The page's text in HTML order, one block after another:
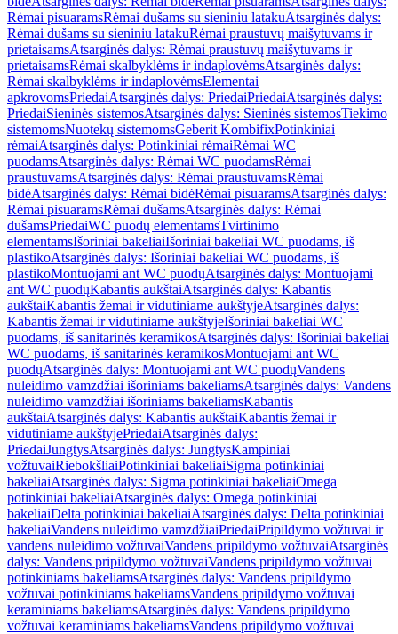
Rėmai pisuaramsRėmai dušams su sieniniu latakuAtsarginės dalys:
Rėmai dušams su sieniniu latakuRėmai praustuvų maišytuvams ir
prietaisamsAtsarginės dalys: Rėmai praustuvų maišytuvams ir
prietaisamsRėmai skalbyklėms ir indaplovėmsAtsarginės dalys:
Rėmai skalbyklėms ir indaplovėmsElementai
apkrovomsPriedaiAtsarginės dalys: PriedaiPriedaiAtsarginės dalys:
PriedaiSieninės sistemosAtsarginės dalys: Sieninės sistemosTiekimo
sistemomsNuotekų sistemomsGeberit KombifixPotinkiniai
rėmaiAtsarginės dalys: Potinkiniai rėmaiRėmai WC
puodamsAtsarginės dalys: Rėmai WC puodamsRėmai
praustuvamsAtsarginės dalys: Rėmai praustuvamsRėmai
bidėAtsarginės dalys: Rėmai bidėRėmai pisuaramsAtsarginės dalys:
Rėmai pisuaramsRėmai dušamsAtsarginės dalys: Rėmai
dušamsPriedaiWC puodų elementamsTvirtinimo
elementamsIšoriniai bakeliaiIšoriniai bakeliai WC puodams, iš
plastikoAtsarginės dalys: Išoriniai bakeliai WC puodams, iš
plastikoMontuojami ant WC puodųAtsarginės dalys: Montuojami
ant WC puodųKabantis aukštaiAtsarginės dalys: Kabantis
aukštaiKabantis žemai ir vidutiniame aukštyjeAtsarginės dalys:
Kabantis žemai ir vidutiniame aukštyjeIšoriniai bakeliai WC
puodams, iš sanitarinės keramikosAtsarginės dalys: Išoriniai bakeliai
WC puodams, iš sanitarinės keramikosMontuojami ant WC
puodųAtsarginės dalys: Montuojami ant WC puodųVandens
nuleidimo vamzdžiai išoriniams bakeliamsAtsarginės dalys: Vandens
nuleidimo vamzdžiai išoriniams bakeliamsKabantis
aukštaiAtsarginės dalys: Kabantis aukštaiKabantis žemai ir
vidutiniame aukštyjePriedaiAtsarginės dalys:
PriedaiJungtysAtsarginės dalys: JungtysKampiniai
vožtuvaiRiebokšliaiPotinkiniai bakeliaiSigma potinkiniai
bakeliaiAtsarginės dalys: Sigma potinkiniai bakeliaiOmega
potinkiniai bakeliaiAtsarginės dalys: Omega potinkiniai
bakeliaiDelta potinkiniai bakeliaiAtsarginės dalys: Delta potinkiniai
bakeliaiVandens nuleidimo vamzdžiaiPriedaiPripildymo vožtuvai ir
vandens nuleidimo vožtuvaiVandens pripildymo vožtuvaiAtsarginės
dalys: Vandens pripildymo vožtuvaiVandens pripildymo vožtuvai
potinkiniams bakeliamsAtsarginės dalys: Vandens pripildymo
vožtuvai potinkiniams bakeliamsVandens pripildymo vožtuvai
keraminiams bakeliamsAtsarginės dalys: Vandens pripildymo
vožtuvai keraminiams bakeliamsVandens pripildymo vožtuvai